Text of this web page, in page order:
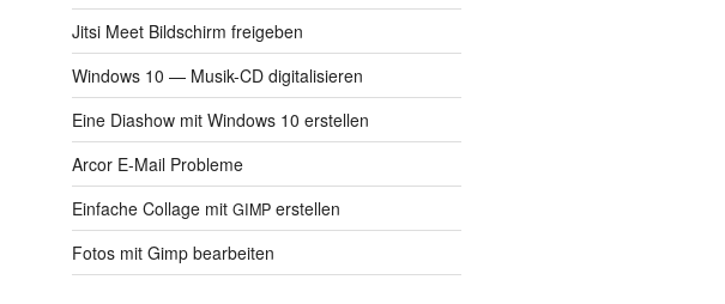
Jitsi Meet Bildschirm freigeben
Windows 10 — Musik-CD digitalisieren
Eine Diashow mit Windows 10 erstellen
Arcor E‑Mail Probleme
Einfache Collage mit GIMPerstellen
Fotos mit Gimp bearbeiten